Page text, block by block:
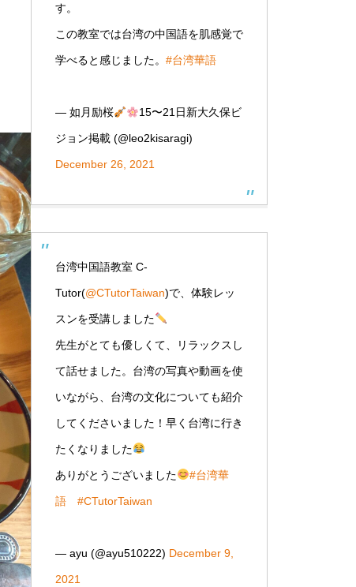
す。
この教室では台湾の中国語を肌感覚で
学べると感じました。 #台湾華語
— 如月励桜 15〜21日新大久保ビ
ジョン掲載 (@leo2kisaragi)
December 26, 2021
台湾中国語教室 C-
Tutor(@CTutorTaiwan)で、体験レッ
スンを受講しました
先生がとても優しくて、リラックスし
て話せました。台湾の写真や動画を使
いながら、台湾の文化についても紹介
してくださいました！早く台湾に行き
たくなりました
ありがとうございました #台湾華
語 #CTutorTaiwan
— ayu (@ayu510222) December 9,
2021